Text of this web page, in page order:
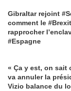
Gibraltar rejoint
comment le
rapprocher
#Espagne
« Ça y est, on sait
va annuler la
Vizio balance du